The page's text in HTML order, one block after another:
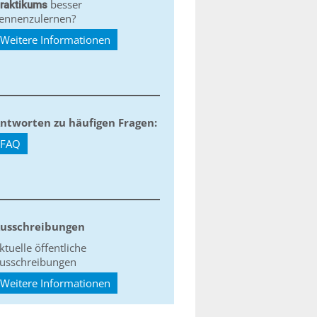
besser
Weitere Informationen
zu häufigen Fragen:
FAQ
öffentliche
Weitere Informationen